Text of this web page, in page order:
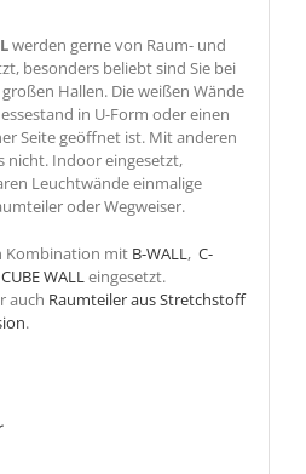
werden gerne von Raum- und
besonders beliebt sind Sie bei
Hallen. Die weißen Wände
in U-Form oder einen
Seite geöffnet ist. Mit anderen
nicht. Indoor eingesetzt,
Leuchtwände einmalige
oder Wegweiser.
Kombination mit B-WALL, C-
CUBE WALLeingesetzt.
auch Raumteiler aus Stretchstoff
.